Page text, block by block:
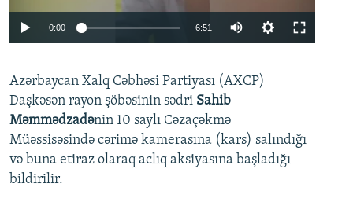
Auto 240p 360p
720p 1080p
0:00 6:51
360p
720p
1080p
Azərbaycan Xalq Cəbhəsi Partiyası (AXCP)
Daşkəsən rayon şöbəsinin sədri Sahib
Məmmədzadənin 10 saylı Cəzaçəkmə
Müəssisəsində cərimə kamerasına (kars) salındığı
və buna etiraz olaraq aclıq aksiyasına başladığı
bildirilir.